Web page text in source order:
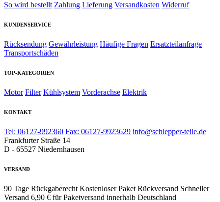
So wird bestellt Zahlung Lieferung Versandkosten Widerruf
KUNDENSERVICE
Rücksendung Gewährleistung Häufige Fragen Ersatzteilanfrage
Transportschäden
TOP-KATEGORIEN
Motor Filter Kühlsystem Vorderachse Elektrik
KONTAKT
Tel: 06127-992360 Fax: 06127-9923629 info@schlepper-teile.de
Frankfurter Straße 14
D - 65527 Niedernhausen
VERSAND
90 Tage Rückgaberecht Kostenloser Paket Rückversand Schneller
Versand 6,90 € für Paketversand innerhalb Deutschland